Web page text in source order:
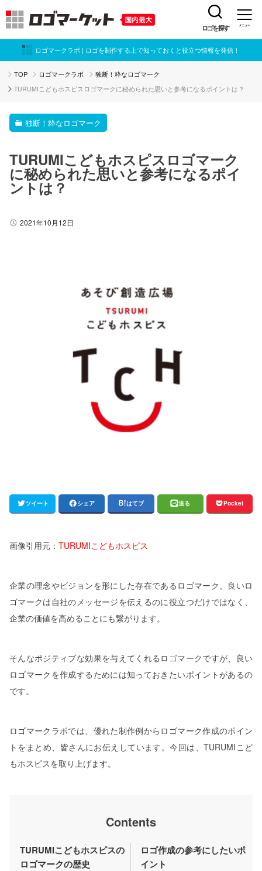
ロゴを探す メニュー
ロゴマークラボ | ロゴを制作する上で知っておくと役立つ情報を発信！
TOP ロゴマークラボ 独断！粋なロゴマーク
TURUMIこどもホスピスロゴマークに秘められた思いと参考になるポイントは？
独断！粋なロゴマーク
TURUMIこどもホスピスロゴマーク
に秘められた思いと参考になるポイ
ントは？
2021年10月12日
ツイート シェア はてブ 送る Pocket
画像引用元： TURUMIこどもホスピス
企業の理念やビジョンを形にした存在であるロゴマーク。良いロ
ゴマークは自社のメッセージを伝えるのに役立つだけではなく、
企業の価値を高めることにも繋がります。
そんなポジティブな効果を与えてくれるロゴマークですが、良い
ロゴマークを作成するためには知っておきたいポイントがあるの
です。
ロゴマークラボでは、優れた制作例からロゴマーク作成のポイン
トをまとめ、皆さんにお伝えしています。今回は、TURUMIこど
もホスピスを取り上げます。
Contents
TURUMIこどもホスピスの
ロゴマークの歴史
ロゴ作成の参考にしたいポ
イント